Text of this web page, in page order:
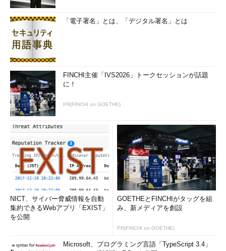
「電子署名」とは、「デジタル署名」とは
FINCHI主催「IVS2026」トークセッションが話題
に！
PR(FINCHI on GOETHE)
NICT、サイバー脅威情報を自動
集約できるWebアプリ「EXIST」
を公開
GOETHEとFINCHIがタッグを組
み、新メディアを創設
PR(FINCHI on GOETHE)
Microsoft、プログラミング言語「TypeScript 3.4」